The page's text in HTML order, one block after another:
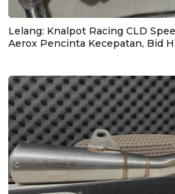
Lelang: Knalpot Racing CLD
Aerox Pencinta Kecepatan, Bid